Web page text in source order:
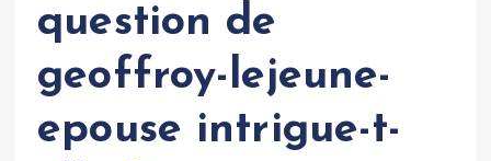
question de
geoffroy-lejeune-
epouse intrigue-t-